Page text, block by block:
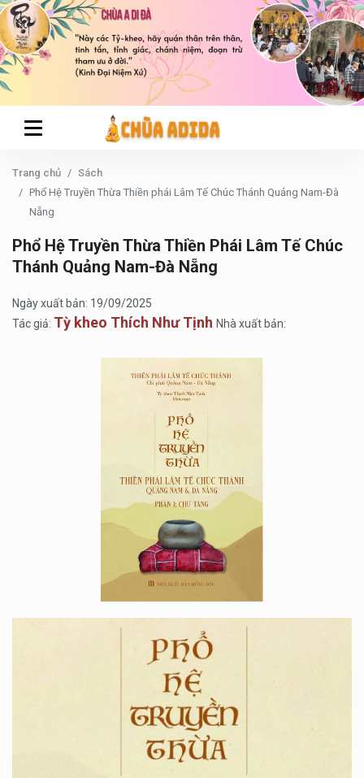
Trang chủ
Sách
Phổ Hệ Truyền Thừa Thiền phái Lâm Tế Chúc Thánh Quảng Nam-Đà
Nẵng
Phổ Hệ Truyền Thừa Thiền Phái Lâm Tế Chúc
Thánh Quảng Nam-Đà Nẵng
Ngày xuất bản: 19/09/2025
Tác giả: Tỳ kheo Thích Như Tịnh Nhà xuất bản: